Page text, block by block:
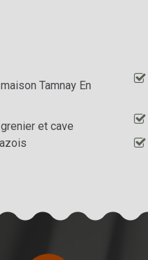
Tamnay En
et cave